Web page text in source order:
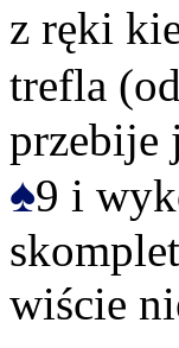
z ręki
trefla (od
przebije
♠9 i
wiście